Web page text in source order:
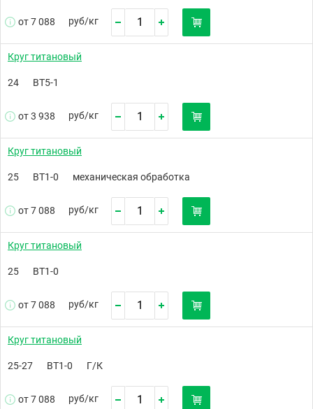
от 7 088 руб/кг
Круг титановый
24 ВТ5-1
от 3 938 руб/кг
Круг титановый
25 ВТ1-0 механическая обработка
от 7 088 руб/кг
Круг титановый
25 ВТ1-0
от 7 088 руб/кг
Круг титановый
25-27 ВТ1-0 Г/К
от 7 088 руб/кг